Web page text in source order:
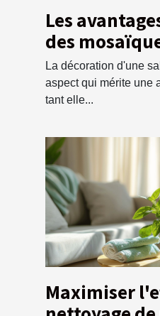
Les
des
pour la salle
La décoration d'une
aspect qui mérite une
tant elle...
Maximiser